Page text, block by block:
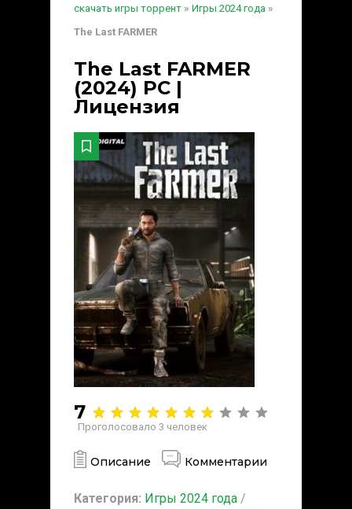
скачать игры торрент » Игры 2024 года »
The Last FARMER
The Last FARMER
(2024) PC |
Лицензия
7
Проголосовало 3 человек
Описание Комментарии
Категория: Игры 2024 года /